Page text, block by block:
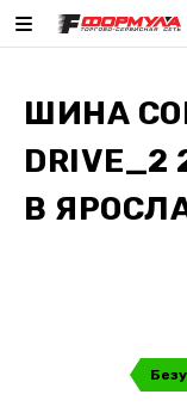
ШИНА
DRIVE_2
В